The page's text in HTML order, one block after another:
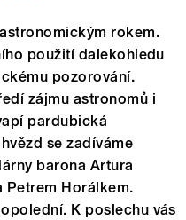
rokem.
použití dalekohledu
pozorování.
zájmu astronomů i
pardubická
se zadíváme
barona Artura
Petrem Horálkem.
K poslechu vás